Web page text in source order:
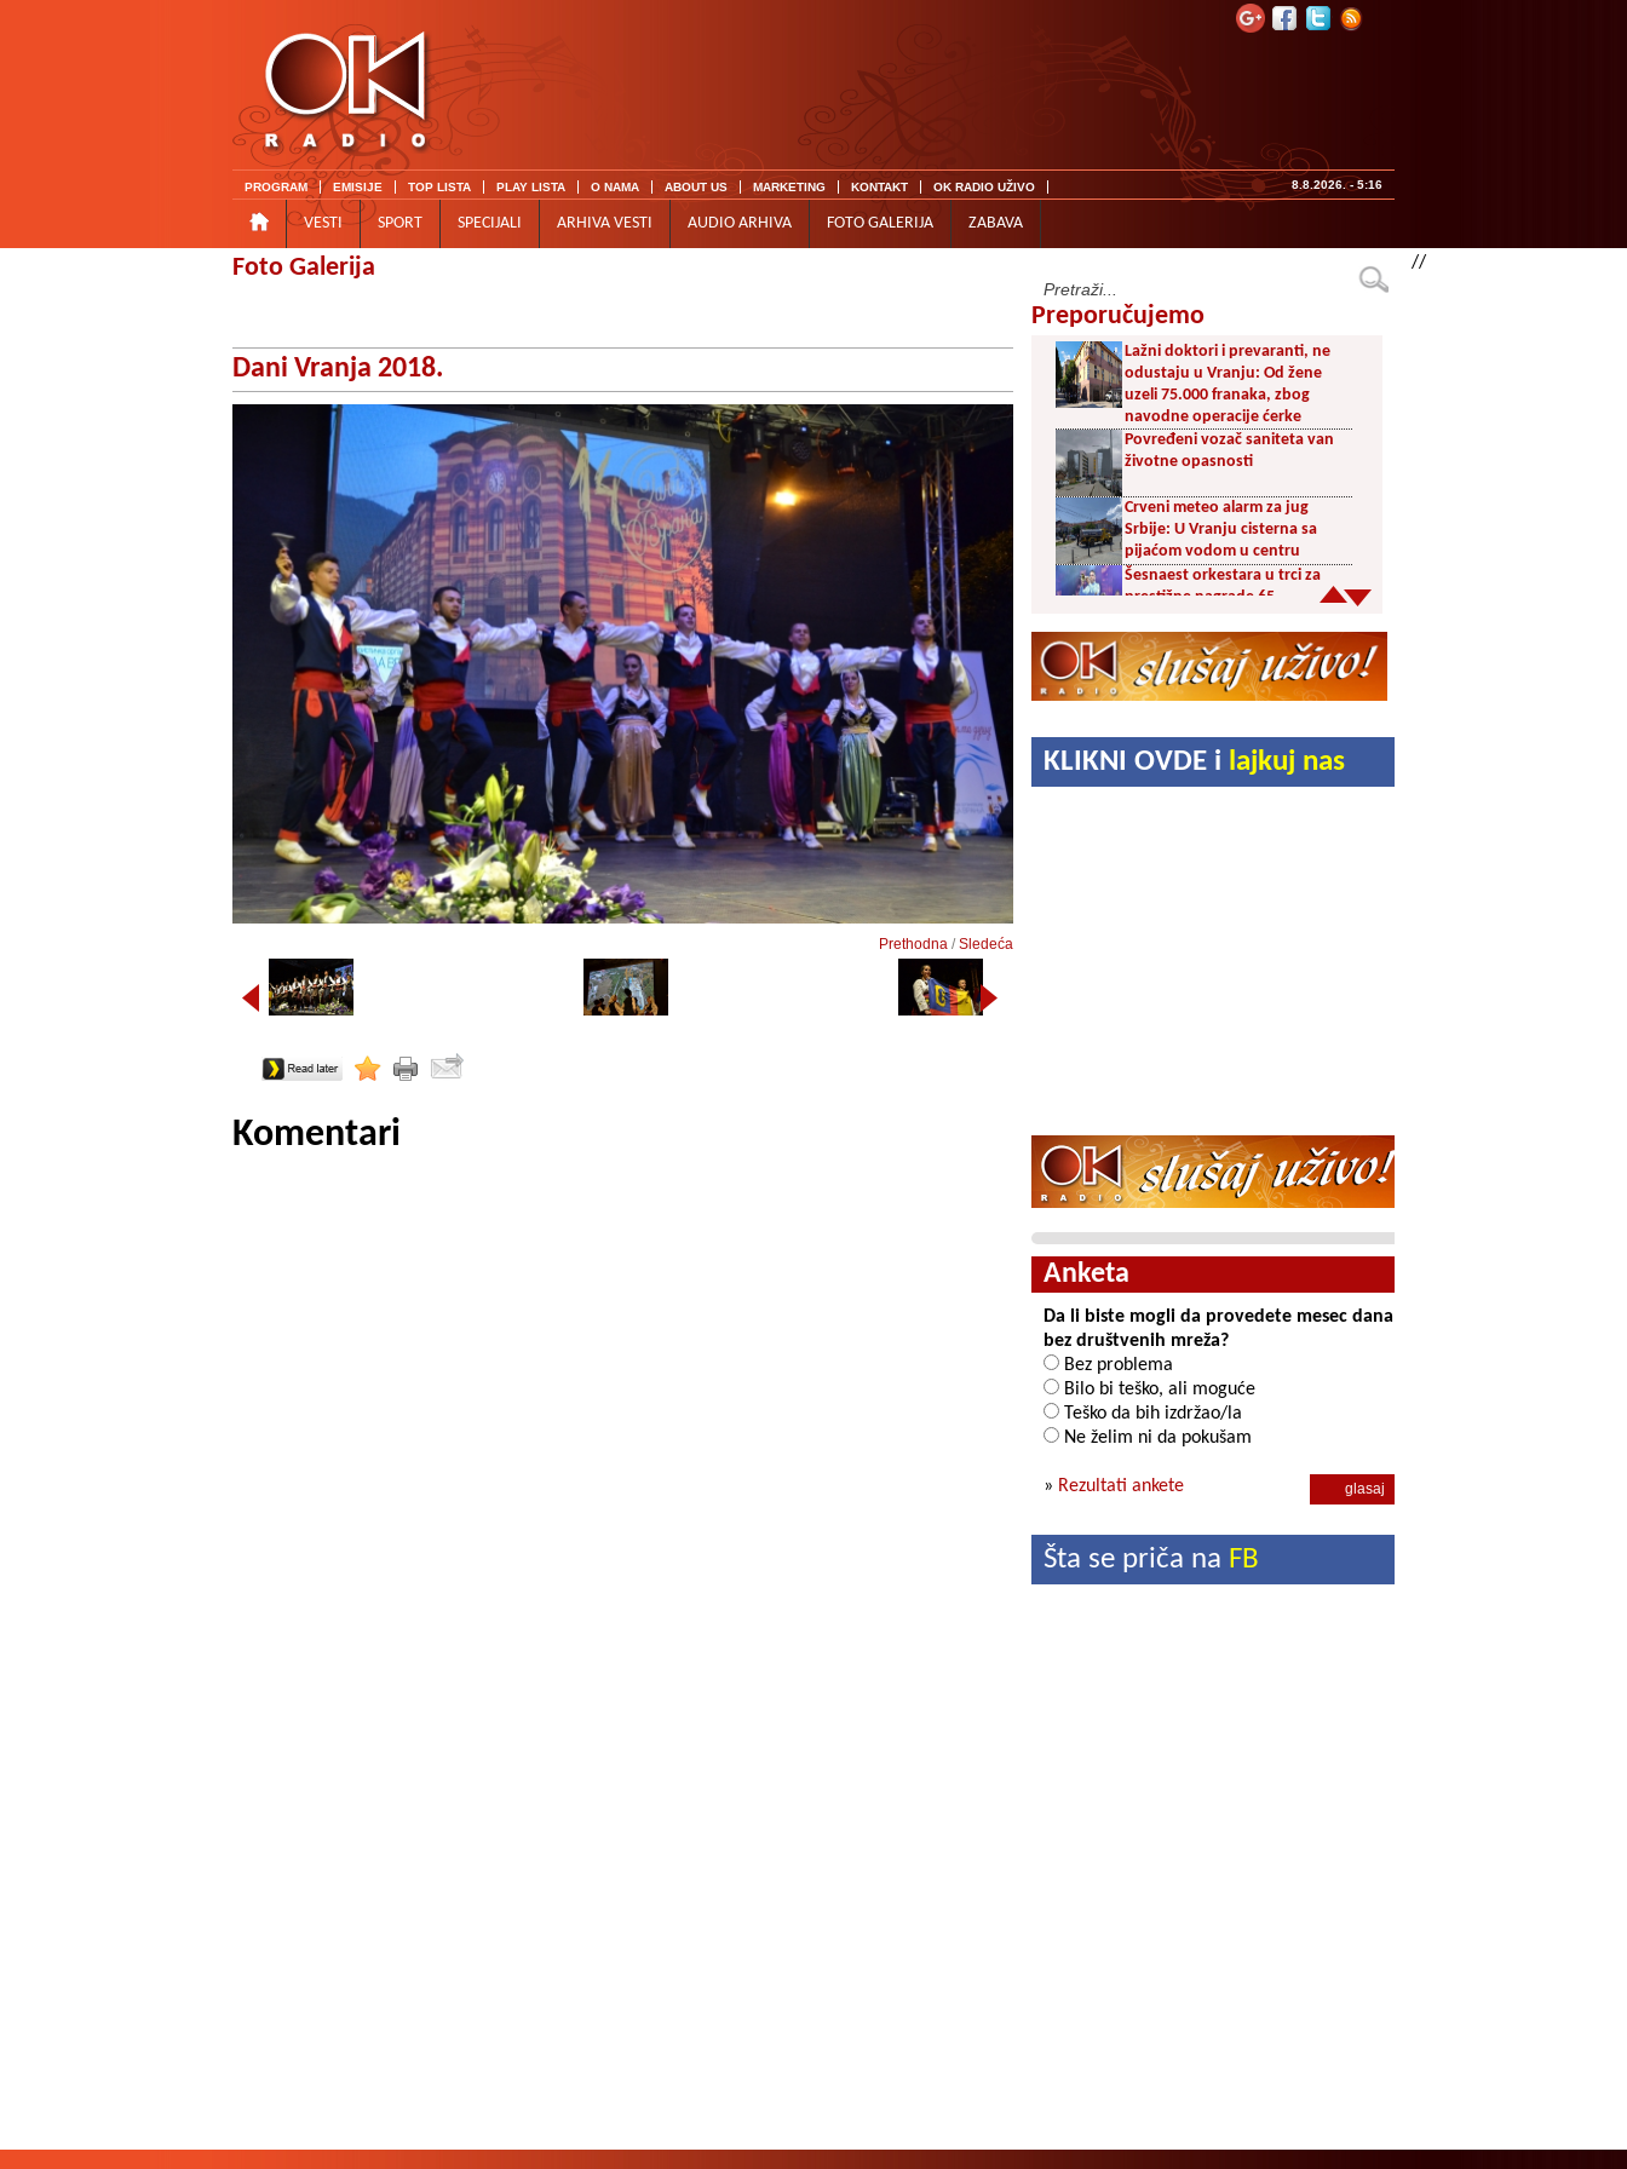
PROGRAM EMISIJE TOP LISTA PLAY LISTA O NAMA ABOUT US MARKETING KONTAKT OK RADIO UŽIVO 8.8.2026. - 5:16
VESTI SPORT SPECIJALI ARHIVA VESTI AUDIO ARHIVA FOTO GALERIJA ZABAVA
Foto Galerija
Dani Vranja 2018.
Prethodna /Sledeća
Komentari
Preporučujemo
Lažni doktori i prevaranti, ne
odustaju u Vranju: Od žene
uzeli 75.000 franaka, zbog
navodne operacije ćerke
Povređeni vozač saniteta van
životne opasnosti
Crveni meteo alarm za jug
Srbije: U Vranju cisterna sa
pijaćom vodom u centru
Šesnaest orkestara u trci za
prestižne nagrade 65.
Bez Vranjanaca u
takmičarskom delu
Akcija dobrovoljnog davanja
KUD Vrelac u Vranjskoj Banji
domaćin Međunarodnog
KLIKNI OVDE i lajkuj nas
Anketa
Da li biste mogli da provedete mesec dana
bez društvenih mreža?
Bez problema
Bilo bi teško, ali moguće
Teško da bih izdržao/la
Ne želim ni da pokušam
» Rezultati ankete
Šta se priča na FB
//